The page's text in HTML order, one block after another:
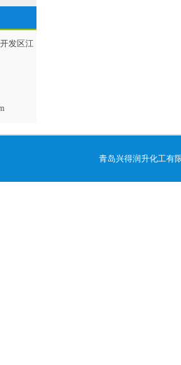
发区江
青岛兴得润升化工有